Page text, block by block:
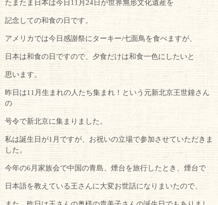
たまたま日本は今日11月24日が世界無形文化遺産を
記念しての和食の日です。
アメリカでは今日感謝祭にターキー/七面鳥を食べますが、
日本は和食の日ですので、夕食だけは和食一色にしたいと
思います。
昨日は11月生まれの人たち集まれ！という元新北京王世鐘さん
の
号令で新北京に集まりました。
私は誕生日が1月ですが、お祝いの立場で参加させていただきま
した。
今年の6月家族会で中国の青島、煙台を旅行したとき、煙台で
日本語を教えている王さんに大変お世話になりまいたので、